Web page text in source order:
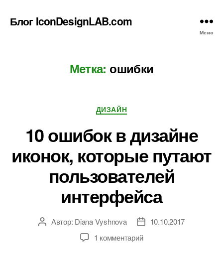
Блог IconDesignLAB.com
Меню
Метка: ошибки
Рубрики
ДИЗАЙН
10 ошибок в дизайне
иконок, которые путают
пользователей
интерфейса
АвторАвтор: Diana Vyshnova
Дата
записи
10.10.2017
1 комментарийк